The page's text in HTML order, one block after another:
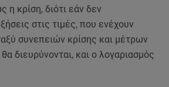
η κρίση, διότι εάν δεν
στις τιμές, που ενέχουν
συνεπειών κρίσης και μέτρων
διευρύνονται, και ο λογαριασμός